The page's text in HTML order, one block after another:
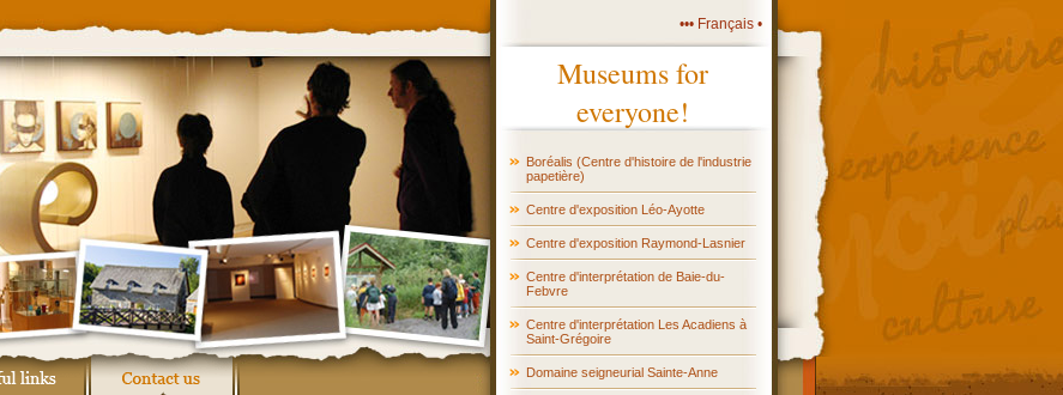
••• Français •
Museums for
everyone!
Boréalis (Centre d'histoire de l'industrie
papetière)
Centre d'exposition Léo-Ayotte
Centre d'exposition Raymond-Lasnier
Centre d'interprétation de Baie-du-
Febvre
Centre d'interprétation Les Acadiens à
Saint-Grégoire
Domaine seigneurial Sainte-Anne